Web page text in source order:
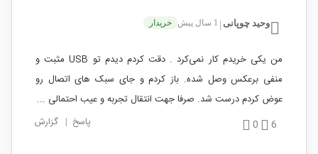
وحید چوپانی 1 سال پیش خریدار
من یکی خریدم کار نمی‌کرد . دقت کردم دیدم تو USB مثبت و
منفی برعکس وصل شده. باز کردم و جای سبک های اتصال رو
عوض کردم درست شد. صرفا جهت انتقال تجربه و عیب احتمالی ...
6
0 پاسخ | گزارش